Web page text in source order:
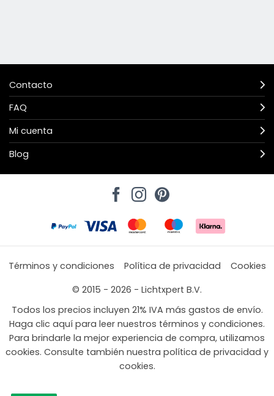
Contacto
FAQ
Mi cuenta
Blog
Términos y condiciones Política de privacidad
Cookies
© 2015 - 2026 - Lichtxpert B.V.
Todos los precios incluyen 21% IVA más gastos de envío.
Haga clic aquí para leer nuestros términos y condiciones.
Para brindarle la mejor experiencia de compra, utilizamos
cookies. Consulte también nuestra política de privacidad y
cookies.